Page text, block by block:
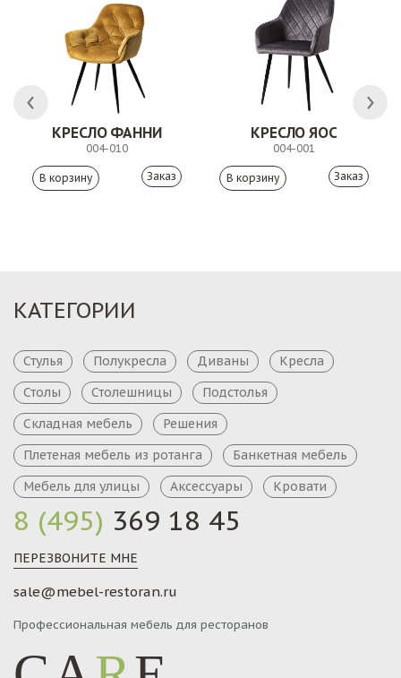
КРЕСЛО ФАННИ
004-010
Заказ
КРЕСЛО ЯОС
004-001
Заказ
8 (495) 369 18 45
ПЕРЕЗВОНИТЕ МНЕ
sale@mebel-restoran.ru
Профессиональная мебель для ресторанов
КАТЕГОРИИ
Стулья Полукресла Диваны
Кресла
Столы
Столешницы
Подстолья
Складная мебель
Решения
Плетеная мебель из ротанга
Банкетная мебель
Мебель для улицы
Аксессуары Кровати